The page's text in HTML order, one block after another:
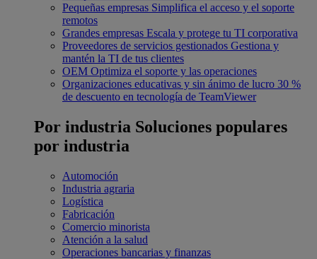
Pequeñas empresas Simplifica el acceso y el soporte
remotos
Grandes empresas Escala y protege tu TI corporativa
Proveedores de servicios gestionados Gestiona y
mantén la TI de tus clientes
OEM Optimiza el soporte y las operaciones
Organizaciones educativas y sin ánimo de lucro 30 %
de descuento en tecnología de TeamViewer
Por industria Soluciones populares
por industria
Automoción
Industria agraria
Logística
Fabricación
Comercio minorista
Atención a la salud
Operaciones bancarias y finanzas